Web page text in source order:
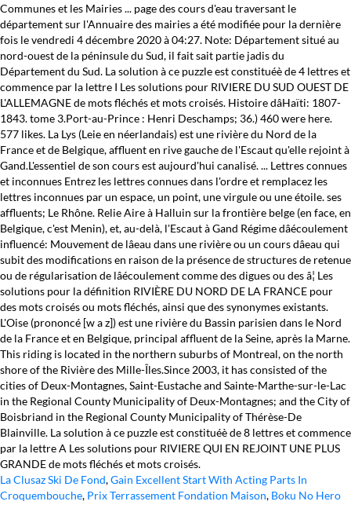
Communes et les Mairies ... page des cours d'eau traversant le
département sur l'Annuaire des mairies a été modifiée pour la dernière
fois le vendredi 4 décembre 2020 à 04:27. Note: Département situé au
nord-ouest de la péninsule du Sud, il fait sait partie jadis du
Département du Sud. La solution à ce puzzle est constituéè de 4 lettres et
commence par la lettre I Les solutions pour RIVIERE DU SUD OUEST DE
L'ALLEMAGNE de mots fléchés et mots croisés. Histoire dâHaïti: 1807-
1843. tome 3.Port-au-Prince : Henri Deschamps; 36.) 460 were here.
577 likes. La Lys (Leie en néerlandais) est une rivière du Nord de la
France et de Belgique, affluent en rive gauche de l'Escaut qu'elle rejoint à
Gand.L'essentiel de son cours est aujourd'hui canalisé. ... Lettres connues
et inconnues Entrez les lettres connues dans l'ordre et remplacez les
lettres inconnues par un espace, un point, une virgule ou une étoile. ses
affluents; Le Rhône. Relie Aire à Halluin sur la frontière belge (en face, en
Belgique, c'est Menin), et, au-delà, l'Escaut à Gand Régime dâécoulement
influencé: Mouvement de lâeau dans une rivière ou un cours dâeau qui
subit des modifications en raison de la présence de structures de retenue
ou de régularisation de lâécoulement comme des digues ou des â¦ Les
solutions pour la définition RIVIÈRE DU NORD DE LA FRANCE pour
des mots croisés ou mots fléchés, ainsi que des synonymes existants.
L'Oise (prononcé [w a z]) est une rivière du Bassin parisien dans le Nord
de la France et en Belgique, principal affluent de la Seine, après la Marne.
This riding is located in the northern suburbs of Montreal, on the north
shore of the Rivière des Mille-Îles.Since 2003, it has consisted of the
cities of Deux-Montagnes, Saint-Eustache and Sainte-Marthe-sur-le-Lac
in the Regional County Municipality of Deux-Montagnes; and the City of
Boisbriand in the Regional County Municipality of Thérèse-De
Blainville. La solution à ce puzzle est constituéè de 8 lettres et commence
par la lettre A Les solutions pour RIVIERE QUI EN REJOINT UNE PLUS
GRANDE de mots fléchés et mots croisés.
La Clusaz Ski De Fond,Gain Excellent Start With Acting Parts In
Croquembouche, Prix Terrassement Fondation Maison, Boku No Hero